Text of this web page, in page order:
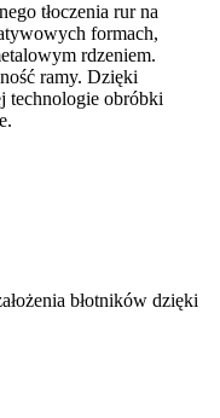
tłoczenia rur na
formach,
rdzeniem.
ramy. Dzięki
technologie obróbki
błotników dzięki